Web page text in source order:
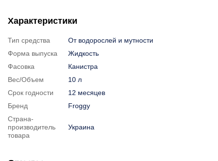
Характеристики
Тип средства
От водорослей и мутности
Форма выпуска
Жидкость
Фасовка
Канистра
Вес/Объем
10 л
Срок годности
12 месяцев
Бренд
Froggy
Страна-
производитель
товара
Украина